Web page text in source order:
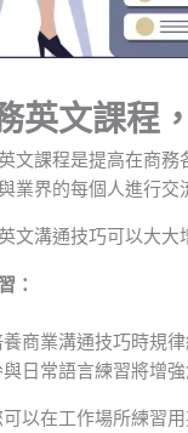
英文課程
文課程是提高在商
業界的每個人進行交
文溝通技巧可以大大
：
商業溝通技巧時規
與日常語言練習將增
可以在工作場所練習